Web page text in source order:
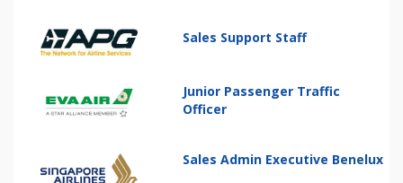
Sales Support Staff
Junior Passenger Traffic
Officer
Sales Admin Executive Benelux